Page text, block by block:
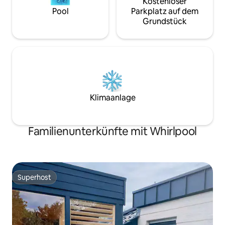
Pool
Parkplatz auf dem
Grundstück
Klimaanlage
Familienunterkünfte mit Whirlpool
Superhost
Superhost